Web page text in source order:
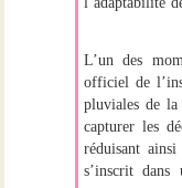
L’un des
officiel de
pluviales de
capturer les
réduisant
s’inscrit